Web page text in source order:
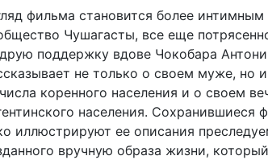
фильма становится более
Чушагасты, все еще
поддержку вдове Чокобара
не только о своем муже, но
коренного населения и о своем
населения. Сохранившиеся
иллюстрируют ее описания
вручную образа жизни,